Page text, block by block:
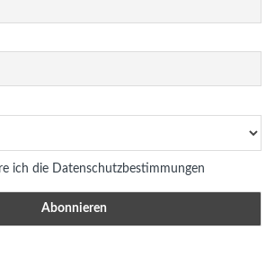
ich die Datenschutzbestimmungen